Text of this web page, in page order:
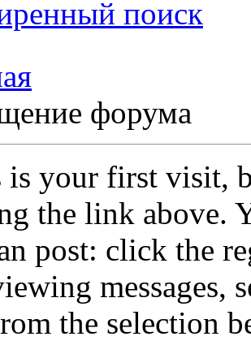
поиск
форума
your first visit,
the link above.
post: click the
messages,
the selection